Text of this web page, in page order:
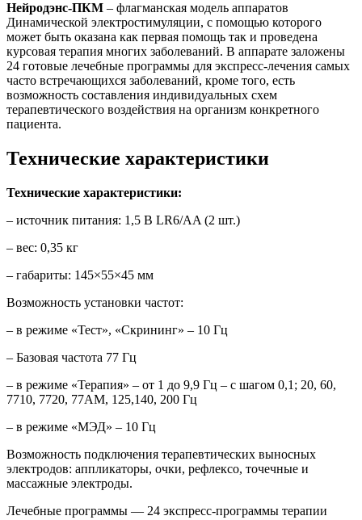
Нейродэнс-ПКМ – флагманская модель аппаратов
Динамической электростимуляции, с помощью которого
может быть оказана как первая помощь так и проведена
курсовая терапия многих заболеваний. В аппарате заложены
24 готовые лечебные программы для экспресс-лечения самых
часто встречающихся заболеваний, кроме того, есть
возможность составления индивидуальных схем
терапевтического воздействия на организм конкретного
пациента.
Технические характеристики
Технические характеристики:
– источник питания: 1,5 B LR6/AA (2 шт.)
– вес: 0,35 кг
– габариты: 145×55×45 мм
Возможность установки частот:
– в режиме «Тест», «Скрининг» – 10 Гц
– Базовая частота 77 Гц
– в режиме «Терапия» – от 1 до 9,9 Гц – с шагом 0,1; 20, 60,
7710, 7720, 77АМ, 125,140, 200 Гц
– в режиме «МЭД» – 10 Гц
Возможность подключения терапевтических выносных
электродов: аппликаторы, очки, рефлексо, точечные и
массажные электроды.
Лечебные программы — 24 экспресс-программы терапии